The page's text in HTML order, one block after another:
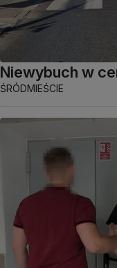
Niewybuch w
ŚRÓDMIEŚCIE